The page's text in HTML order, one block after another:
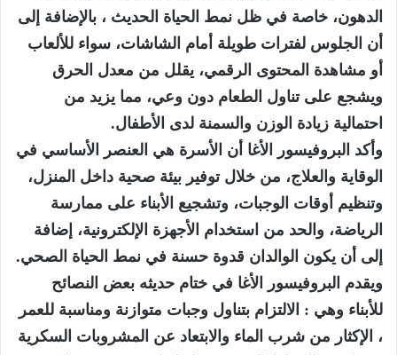
الدهون، خاصة في ظل نمط الحياة الحديث ، بالإضافة إلى
أن الجلوس لفترات طويلة أمام الشاشات، سواء للألعاب
أو مشاهدة المحتوى الرقمي، يقلل من معدل الحرق
ويشجع على تناول الطعام دون وعي، مما يزيد من
احتمالية زيادة الوزن والسمنة لدى الأطفال.
وأكد البروفيسور الأغا أن الأسرة هي العنصر الأساسي في
الوقاية والعلاج، من خلال توفير بيئة صحية داخل المنزل،
وتنظيم أوقات الوجبات، وتشجيع الأبناء على ممارسة
الرياضة، والحد من استخدام الأجهزة الإلكترونية، إضافة
إلى أن يكون الوالدان قدوة حسنة في نمط الحياة الصحي.
ويقدم البروفيسور الأغا في ختام حديثه بعض النصائح
للأبناء وهي : الالتزام بتناول وجبات متوازنة ومناسبة للعمر
، الإكثار من شرب الماء والابتعاد عن المشروبات السكرية